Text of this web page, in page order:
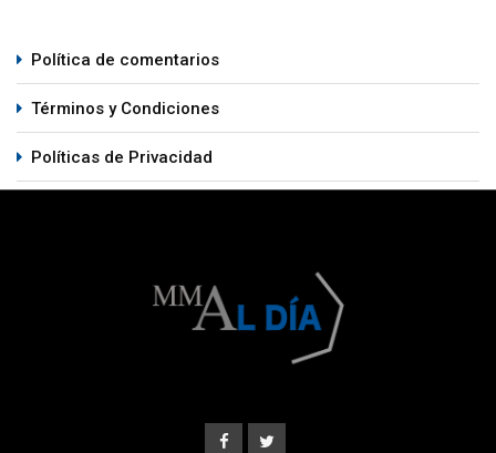
Política de comentarios
Términos y Condiciones
Políticas de Privacidad